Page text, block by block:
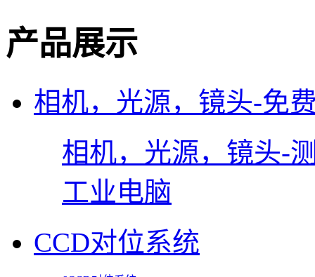
产品展示
相机，光源，镜头-免
相机，光源，镜头-
工业电脑
CCD对位系统